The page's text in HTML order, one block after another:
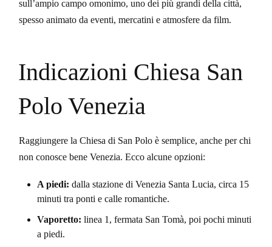
sull’ampio campo omonimo, uno dei più grandi della città,
spesso animato da eventi, mercatini e atmosfere da film.
Indicazioni Chiesa San
Polo Venezia
Raggiungere la Chiesa di San Polo è semplice, anche per chi
non conosce bene Venezia. Ecco alcune opzioni:
A piedi: dalla stazione di Venezia Santa Lucia, circa 15
minuti tra ponti e calle romantiche.
Vaporetto: linea 1, fermata San Tomà, poi pochi minuti
a piedi.